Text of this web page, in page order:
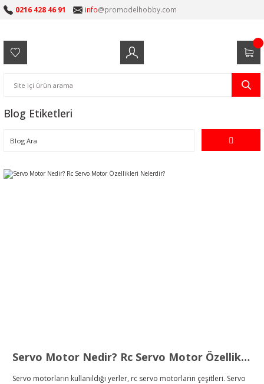
0216 428 46 91 info@promodelhobby.com
Blog Etiketleri
Servo Motor Nedir? Rc Servo Motor Özellikleri Nelerdir?
Servo motorların kullanıldığı yerler, rc servo motorların çeşitleri. Servo